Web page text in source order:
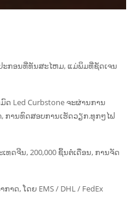
ະກອນທີ່ທັນສະໄຫມ, ແມ່ພິມທີ່ຊັດເຈນ
Led Curbstone ຈະຜ່ານການ
ການທົດສອບການເຮັດວຽກ.ທຸກໆໄຟ
ດຈີນ, 200,000 ຊິ້ນຕໍ່ເດືອນ, ການຈັດ
າດ, ໂດຍ EMS / DHL / FedEx